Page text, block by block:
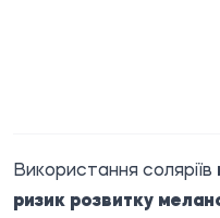
Використання соляріїв
ризик розвитку